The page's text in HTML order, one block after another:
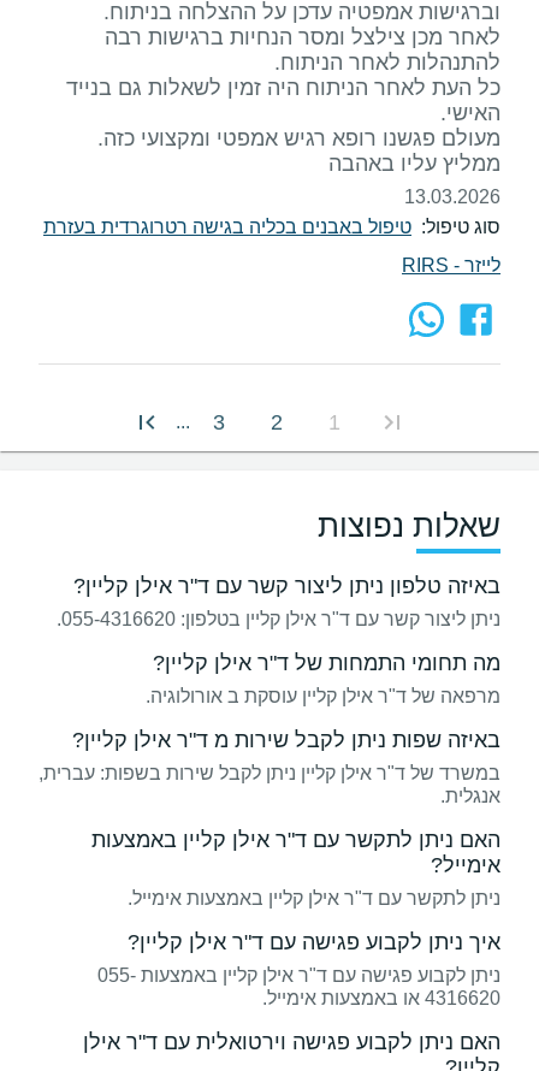
לאחר מכן צילצל ומסר הנחיות ברגישות רבה
כל העת לאחר הניתוח היה זמין לשאלות גם בנייד
ממליץ עליו באהבה
13.03.2026
סוג טיפול: טיפול באבנים בכליה בגישה רטרוגרדית בעזרת
לייזר - RIRS
1
2
3
...
שאלות נפוצות
באיזה טלפון ניתן ליצור קשר עם ד"ר אילן קליין?
ניתן ליצור קשר עם ד"ר אילן קליין בטלפון: 055-4316620.
מה תחומי התמחות של ד"ר אילן קליין?
מרפאה של ד"ר אילן קליין עוסקת ב אורולוגיה.
באיזה שפות ניתן לקבל שירות מ ד"ר אילן קליין?
במשרד של ד"ר אילן קליין ניתן לקבל שירות בשפות: עברית,
אנגלית.
האם ניתן לתקשר עם ד"ר אילן קליין באמצעות
אימייל?
ניתן לתקשר עם ד"ר אילן קליין באמצעות אימייל.
איך ניתן לקבוע פגישה עם ד"ר אילן קליין?
ניתן לקבוע פגישה עם ד"ר אילן קליין באמצעות 055-
4316620 או באמצעות אימייל.
האם ניתן לקבוע פגישה וירטואלית עם ד"ר אילן